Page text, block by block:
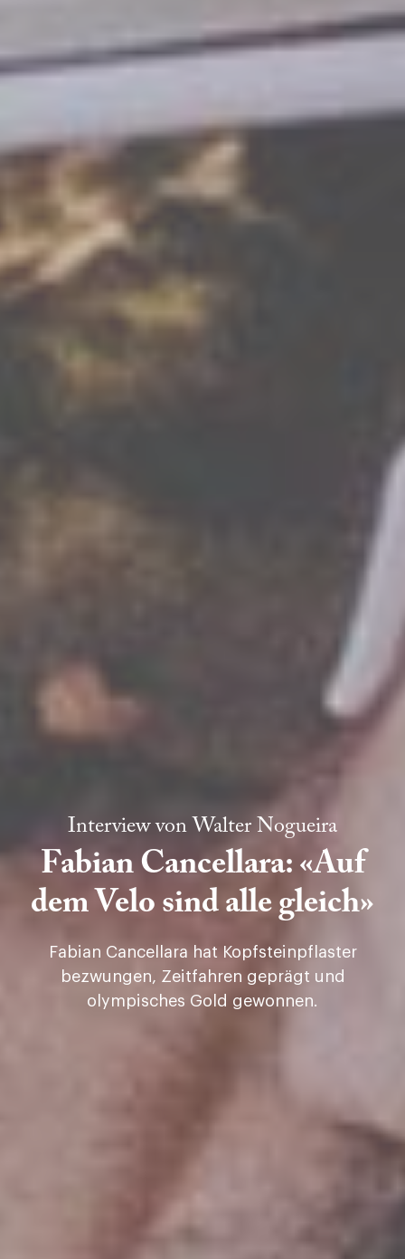
Interview von Walter Nogueira
Fabian Cancellara: «Auf
dem Velo sind alle gleich»
Fabian Cancellara hat Kopfsteinpflaster
bezwungen, Zeitfahren geprägt und
olympisches Gold gewonnen.